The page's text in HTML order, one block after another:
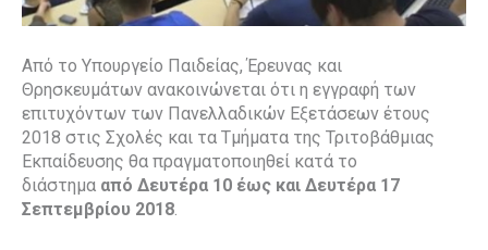
Από το Υπουργείο Παιδείας, Έρευνας και
Θρησκευμάτων ανακοινώνεται ότι η εγγραφή των
επιτυχόντων των Πανελλαδικών Εξετάσεων έτους
2018 στις Σχολές και τα Τμήματα της Τριτοβάθμιας
Εκπαίδευσης θα πραγματοποιηθεί κατά το
διάστημα από Δευτέρα 10 έως και Δευτέρα 17
Σεπτεμβρίου 2018.